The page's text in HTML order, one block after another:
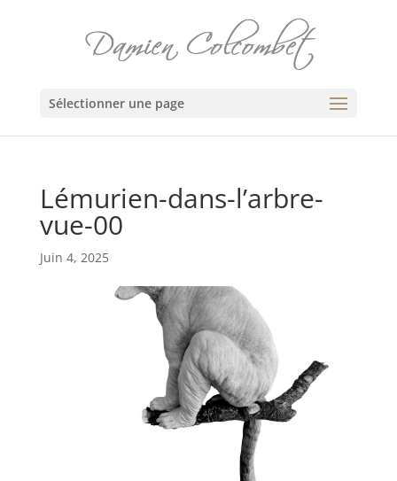
Sélectionner une page
Lémurien-dans-l’arbre-
vue-00
Juin 4, 2025